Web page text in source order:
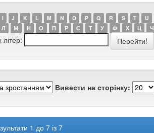
I J K L M N O P Q R S T U
Л М Н О П Р С Т У Ф Х Ц Ч
Вивести на сторінку:
1 до 7 із 7